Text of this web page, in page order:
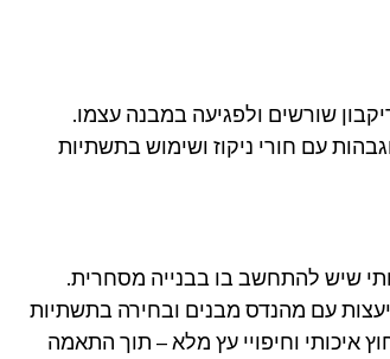
שורשים ולפגיעה במבנה עצמו.
עם חורי ניקוז ושימוש בתשתיות
שיש להתחשב בו בבנייה מסחרית.
עם מהנדס מבנים ובחירה בתשתיות
איכותי וחיפויי עץ מלא – תוך התאמה